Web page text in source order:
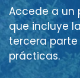
Accede a un
que incluye
tercera parte
prácticas.